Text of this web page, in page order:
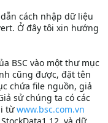
cách nhập dữ liệu
Ở đây tôi xin hướng
BSC vào một thư mục
cũng được, đặt tên
chứa file nguồn, giả
sử chúng ta có các
từwww.bsc.com.vn